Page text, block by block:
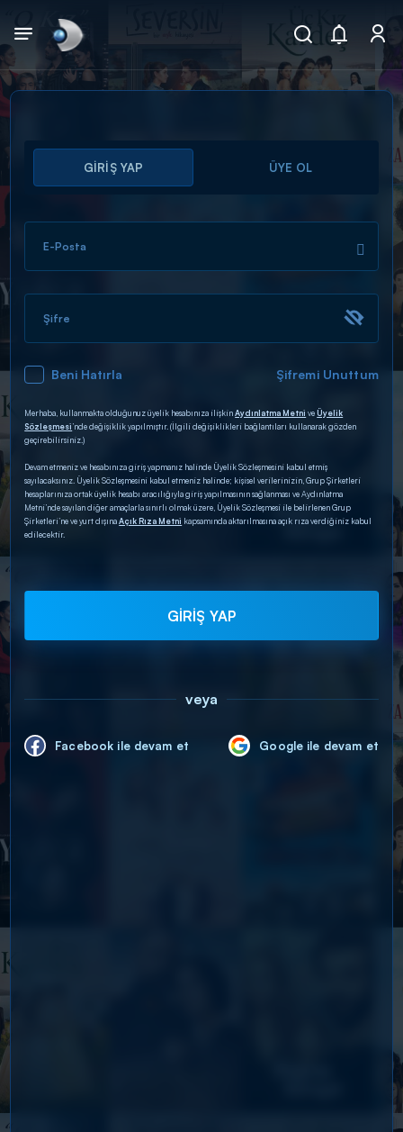
Arama
ARAMA SONUÇLARI
DİĞER SONUÇLAR
GİRİŞ YAP ÜYE OL
E-Posta
Şifre
Beni Hatırla Şifremi Unuttum
Merhaba, kullanmakta olduğunuz üyelik hesabınıza ilişkinAydınlatma Metni veÜyelik
Sözleşmesi’nde değişiklik yapılmıştır. (İlgili değişiklikleri bağlantıları kullanarak gözden
geçirebilirsiniz.)
Devam etmeniz ve hesabınıza giriş yapmanız halinde Üyelik Sözleşmesini kabul etmiş
sayılacaksınız. Üyelik Sözleşmesini kabul etmeniz halinde; kişisel verilerinizin, Grup Şirketleri
hesaplarınıza ortak üyelik hesabı aracılığıyla giriş yapılmasının sağlanması ve Aydınlatma
Metni’nde sayılan diğer amaçlarla sınırlı olmak üzere, Üyelik Sözleşmesi ile belirlenen Grup
Şirketleri’ne ve yurt dışınaAçık Rıza Metni kapsamında aktarılmasına açık rıza verdiğiniz kabul
edilecektir.
GİRİŞ YAP
veya
Facebook ile devam et Google ile devam et